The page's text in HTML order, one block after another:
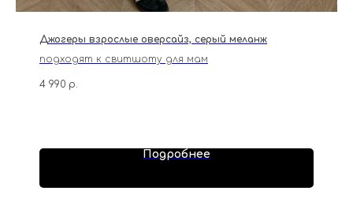
Джогеры взрослые оверсайз, серый меланж
подходят к свитшоту для мам
4 990 р.
Подробнее